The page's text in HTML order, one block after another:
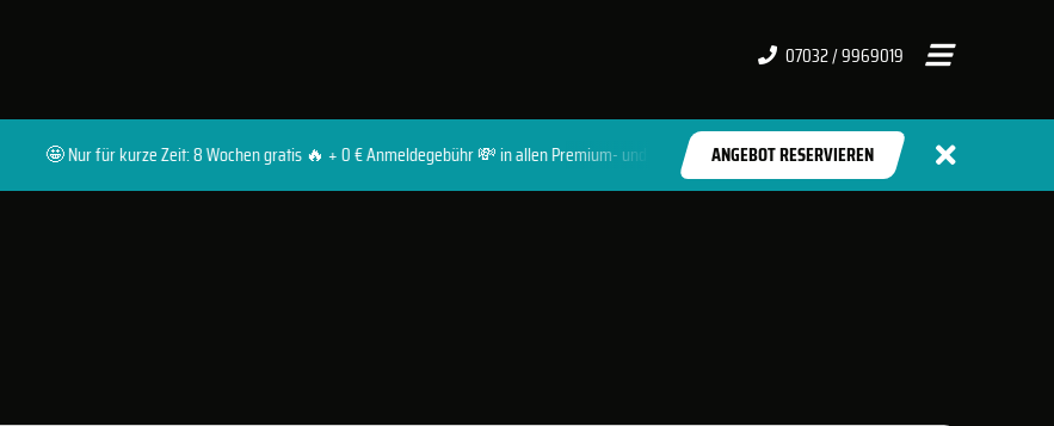
07032 / 9969019
🤩 Nur für kurze Zeit: 8 Wochen gratis 🔥 + 0 € Anmeldegebühr 💸 in allen Premium- und Lifestyle-Clubs ANGEBOT RESERVIEREN